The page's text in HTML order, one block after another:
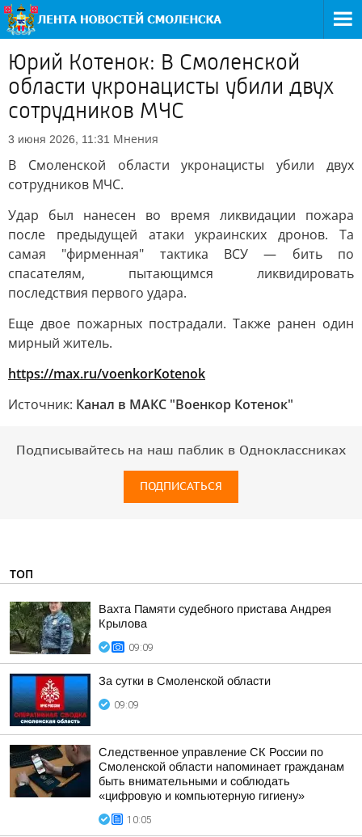
Юрий Котенок: В Смоленской
области укронацисты убили двух
сотрудников МЧС
3 июня 2026, 11:31 Мнения
В Смоленской области укронацисты убили двух
сотрудников МЧС.
Удар был нанесен во время ликвидации пожара
после предыдущей атаки украинских дронов. Та
самая "фирменная" тактика ВСУ — бить по
спасателям, пытающимся ликвидировать
последствия первого удара.
Еще двое пожарных пострадали. Также ранен один
мирный житель.
https://max.ru/voenkorKotenok
Источник: Канал в МАКС "Военкор Котенок"
Подписывайтесь на наш паблик в Одноклассниках
ПОДПИСАТЬСЯ
ТОП
Вахта Памяти судебного пристава Андрея
Крылова
09:09
За сутки в Смоленской области
09:09
Следственное управление СК России по
Смоленской области напоминает гражданам
быть внимательными и соблюдать
«цифровую и компьютерную гигиену»
10:05